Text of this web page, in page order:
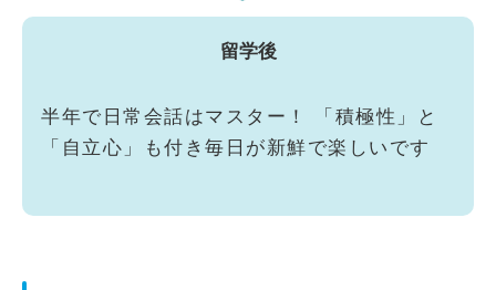
留学後
半年で日常会話はマスター！ 「積極性」と
「自立心」も付き毎日が新鮮で楽しいです